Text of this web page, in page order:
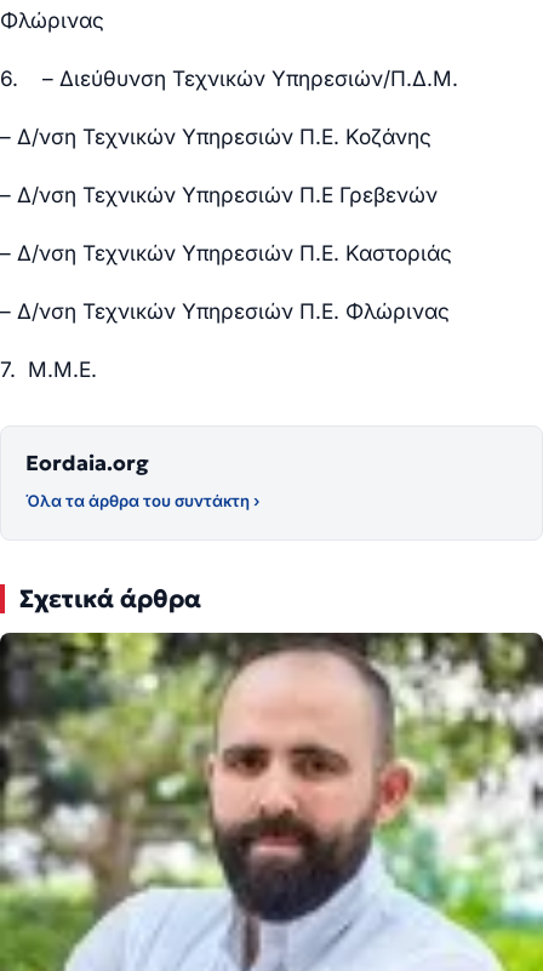
Φλώρινας
6. – Διεύθυνση Τεχνικών Υπηρεσιών/Π.Δ.Μ.
– Δ/νση Τεχνικών Υπηρεσιών Π.Ε. Κοζάνης
– Δ/νση Τεχνικών Υπηρεσιών Π.Ε Γρεβενών
– Δ/νση Τεχνικών Υπηρεσιών Π.Ε. Καστοριάς
– Δ/νση Τεχνικών Υπηρεσιών Π.Ε. Φλώρινας
7. Μ.Μ.Ε.
Eordaia.org
Όλα τα άρθρα του συντάκτη ›
Σχετικά άρθρα